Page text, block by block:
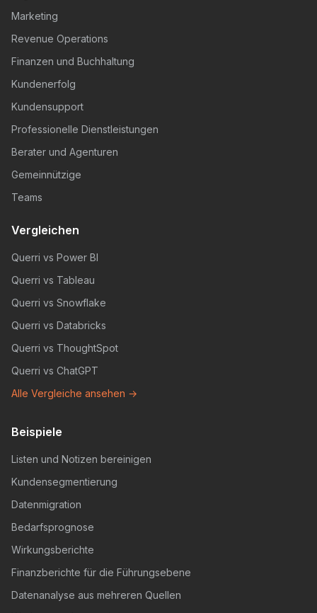
Marketing
Revenue Operations
Finanzen und Buchhaltung
Kundenerfolg
Kundensupport
Professionelle Dienstleistungen
Berater und Agenturen
Gemeinnützige
Teams
Vergleichen
Querri vs Power BI
Querri vs Tableau
Querri vs Snowflake
Querri vs Databricks
Querri vs ThoughtSpot
Querri vs ChatGPT
Alle Vergleiche ansehen →
Beispiele
Listen und Notizen bereinigen
Kundensegmentierung
Datenmigration
Bedarfsprognose
Wirkungsberichte
Finanzberichte für die Führungsebene
Datenanalyse aus mehreren Quellen